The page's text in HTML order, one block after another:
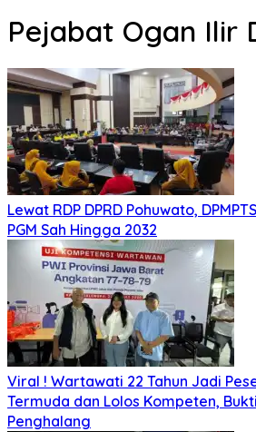
Pejabat Ogan Ilir
Lewat RDP DPRD Pohuwato,
PGM Sah Hingga 2032
Viral ! Wartawati 22 Tahun Jadi
Termuda dan Lolos Kompeten,
Penghalang